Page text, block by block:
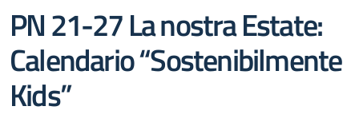
PN 21-27 La nostra Estate:
Calendario “Sostenibilmente
Kids”